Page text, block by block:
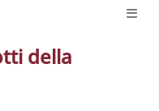
della